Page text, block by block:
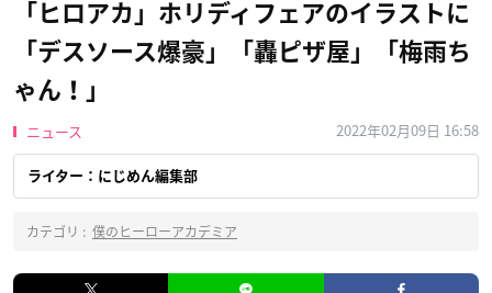
「ヒロアカ」ホリディフェアのイラストに
「デスソース爆豪」「轟ピザ屋」「梅雨ち
ゃん！」
ニュース 2022年02月09日 16:58
ライター：にじめん編集部
カテゴリ : 僕のヒーローアカデミア